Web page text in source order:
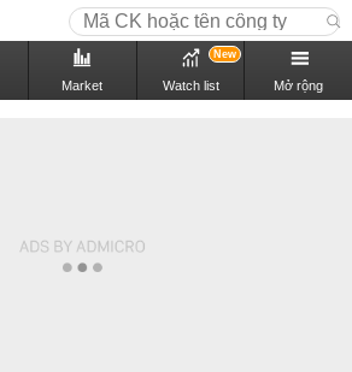
Market Watch list
New
Mở rộng